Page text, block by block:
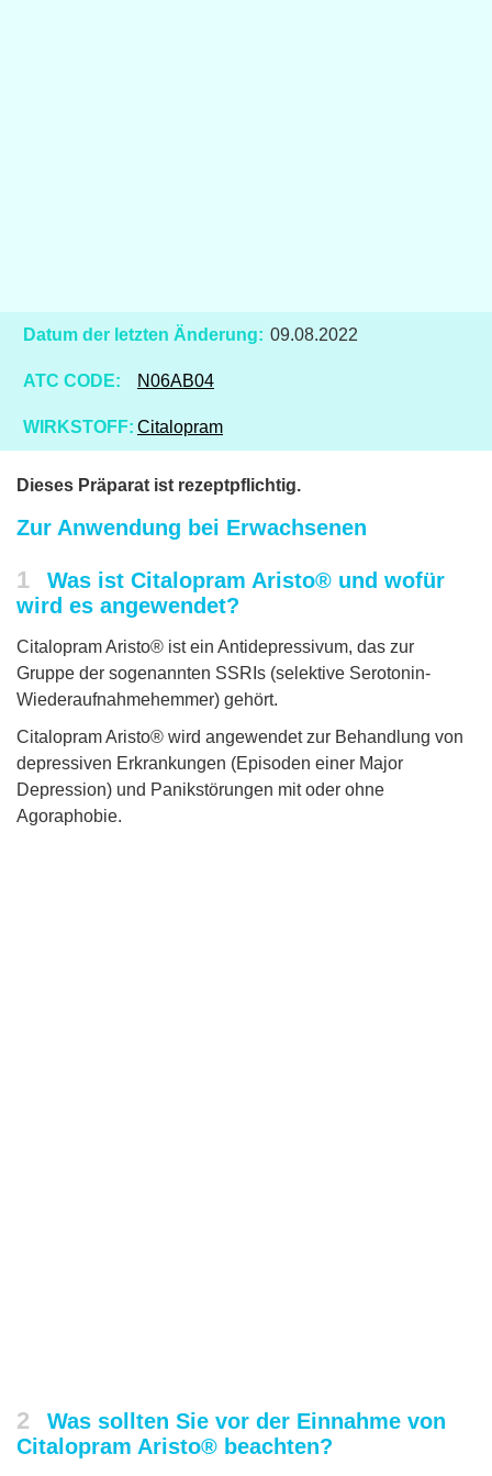
Datum der letzten Änderung: 09.08.2022
ATC CODE: N06AB04
WIRKSTOFF: Citalopram
Dieses Präparat ist rezeptpflichtig.
Zur Anwendung bei Erwachsenen
1
Was ist Citalopram Aristo® und wofür
wird es angewendet?
Citalopram Aristo® ist ein Antidepressivum, das zur
Gruppe der sogenannten SSRIs (selektive Serotonin-
Wiederaufnahmehemmer) gehört.
Citalopram Aristo® wird angewendet zur Behandlung von
depressiven Erkrankungen (Episoden einer Major
Depression) und Panikstörungen mit oder ohne
Agoraphobie.
2
Was sollten Sie vor der Einnahme von
Citalopram Aristo® beachten?